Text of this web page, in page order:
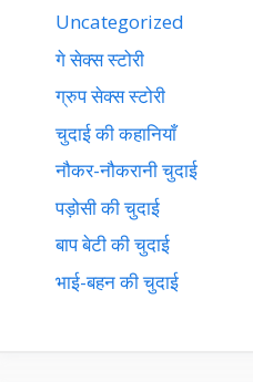
Uncategorized
गे सेक्स स्टोरी
ग्रुप सेक्स स्टोरी
चुदाई की कहानियाँ
नौकर-नौकरानी चुदाई
पड़ोसी की चुदाई
बाप बेटी की चुदाई
भाई-बहन की चुदाई